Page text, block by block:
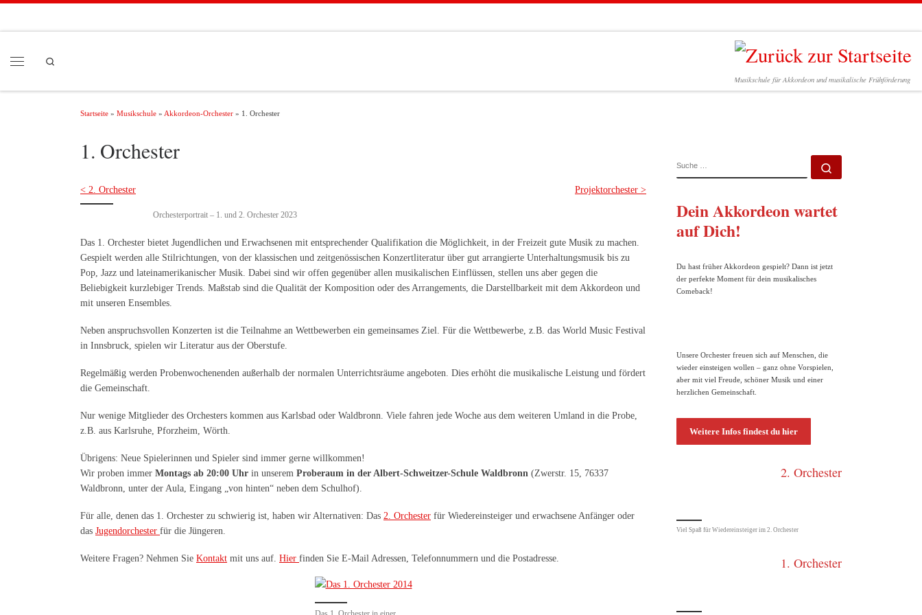
Musikschule für Akkordeon und musikalische Frühförderung
Startseite » Musikschule » Akkordeon-Orchester » 1. Orchester
1. Orchester
< 2. Orchester Projektorchester >
Orchesterportrait – 1. und 2. Orchester 2023
Das 1. Orchester bietet Jugendlichen und Erwachsenen mit entsprechender Qualifikation die Möglichkeit, in der Freizeit gute Musik zu machen.
Gespielt werden alle Stilrichtungen, von der klassischen und zeitgenössischen Konzertliteratur über gut arrangierte Unterhaltungsmusik bis zu
Pop, Jazz und lateinamerikanischer Musik. Dabei sind wir offen gegenüber allen musikalischen Einflüssen, stellen uns aber gegen die
Beliebigkeit kurzlebiger Trends. Maßstab sind die Qualität der Komposition oder des Arrangements, die Darstellbarkeit mit dem Akkordeon und
mit unseren Ensembles.
Neben anspruchsvollen Konzerten ist die Teilnahme an Wettbewerben ein gemeinsames Ziel. Für die Wettbewerbe, z.B. das World Music Festival
in Innsbruck, spielen wir Literatur aus der Oberstufe.
Regelmäßig werden Probenwochenenden außerhalb der normalen Unterrichtsräume angeboten. Dies erhöht die musikalische Leistung und fördert
die Gemeinschaft.
Nur wenige Mitglieder des Orchesters kommen aus Karlsbad oder Waldbronn. Viele fahren jede Woche aus dem weiteren Umland in die Probe,
z.B. aus Karlsruhe, Pforzheim, Wörth.
Übrigens: Neue Spielerinnen und Spieler sind immer gerne willkommen!
Wir proben immer Montags ab 20:00 Uhr in unserem Proberaum in der Albert-Schweitzer-Schule Waldbronn (Zwerstr. 15, 76337
Waldbronn, unter der Aula, Eingang „von hinten“ neben dem Schulhof).
Für alle, denen das 1. Orchester zu schwierig ist, haben wir Alternativen: Das 2. Orchester für Wiedereinsteiger und erwachsene Anfänger oder
das Jugendorchester für die Jüngeren.
Weitere Fragen? Nehmen Sie Kontakt mit uns auf. Hier finden Sie E-Mail Adressen, Telefonnummern und die Postadresse.
Dein Akkordeon wartet
auf Dich!
Du hast früher Akkordeon gespielt? Dann ist jetzt
der perfekte Moment für dein musikalisches
Comeback!
Unsere Orchester freuen sich auf Menschen, die
wieder einsteigen wollen – ganz ohne Vorspielen,
aber mit viel Freude, schöner Musik und einer
herzlichen Gemeinschaft.
Weitere Infos findest du hier
2. Orchester
Viel Spaß für Wiedereinsteiger im 2. Orchester
1. Orchester